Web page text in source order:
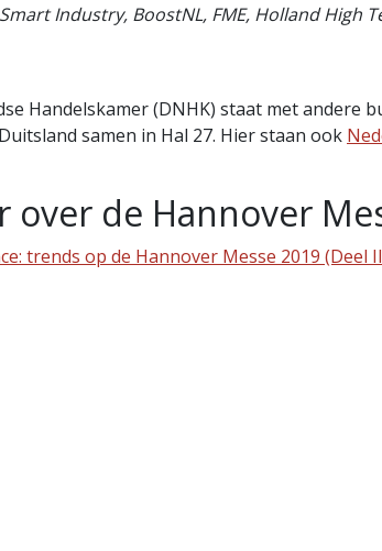
Industry, BoostNL, FME, Holland High
Handelskamer (DNHK) staat met andere
samen in Hal 27. Hier staan ook
over de Hannover
trends op de Hannover Messe 2019 (Deel